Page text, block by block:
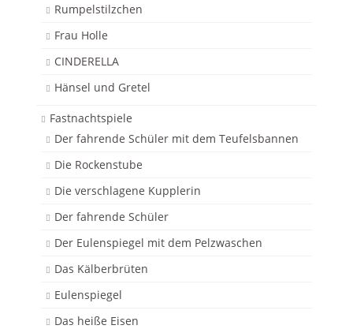
Rumpelstilzchen
Frau Holle
CINDERELLA
Hänsel und Gretel
Fastnachtspiele
Der fahrende Schüler mit dem Teufelsbannen
Die Rockenstube
Die verschlagene Kupplerin
Der fahrende Schüler
Der Eulenspiegel mit dem Pelzwaschen
Das Kälberbrüten
Eulenspiegel
Das heiße Eisen